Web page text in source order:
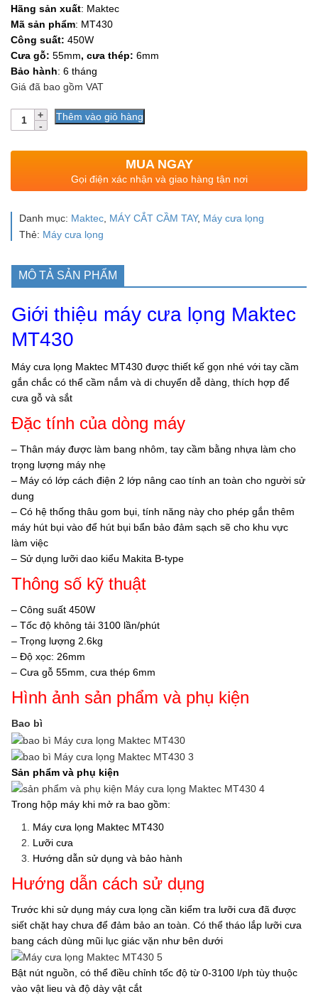
Hãng sản xuất: Maktec
Mã sản phẩm: MT430
Công suất: 450W
Cưa gỗ: 55mm, cưa thép: 6mm
Bảo hành: 6 tháng
Giá đã bao gồm VAT
Số
lượng
Thêm vào giỏ hàng
MUA NGAY
Gọi điện xác nhận và giao hàng tận nơi
Danh mục: Maktec, MÁY CẮT CẦM TAY, Máy cưa lọng
Thẻ: Máy cưa lọng
MÔ TẢ SẢN PHẨM
Giới thiệu máy cưa lọng Maktec
MT430
Máy cưa lọng Maktec MT430 được thiết kế gọn nhé với tay cầm
gắn chắc có thể cầm nắm và di chuyển dễ dàng, thích hợp để
cưa gỗ và sắt
Đặc tính của dòng máy
– Thân máy được làm bang nhôm, tay cầm bằng nhựa làm cho
trọng lượng máy nhẹ
– Máy có lớp cách điện 2 lớp nâng cao tính an toàn cho người sử
dung
– Có hệ thống thâu gom bụi, tính năng này cho phép gắn thêm
máy hút bụi vào để hút bụi bẩn bảo đảm sạch sẽ cho khu vực
làm việc
– Sử dụng lưỡi dao kiểu Makita B-type
Thông số kỹ thuật
– Công suất 450W
– Tốc độ không tải 3100 lần/phút
– Trọng lượng 2.6kg
– Độ xọc: 26mm
– Cưa gỗ 55mm, cưa thép 6mm
Hình ảnh sản phẩm và phụ kiện
Bao bì
Sản phẩm và phụ kiện
Trong hộp máy khi mở ra bao gồm:
Máy cưa lọng Maktec MT430
Lưỡi cưa
Hướng dẫn sử dụng và bảo hành
Hướng dẫn cách sử dụng
Trước khi sử dụng máy cưa lọng cần kiểm tra lưỡi cưa đã được
siết chặt hay chưa để đảm bảo an toàn. Có thể tháo lắp lưỡi cưa
bang cách dùng mũi lục giác vặn như bên dưới
Bật nút nguồn, có thể điều chỉnh tốc độ từ 0-3100 l/ph tùy thuộc
vào vật lieu và độ dày vật cắt